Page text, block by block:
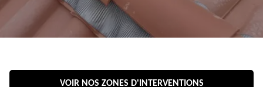
VOIR NOS ZONES D'INTERVENTIONS